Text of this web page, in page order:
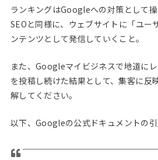
ランキングはGoogleへの対策として操
SEOと同様に、ウェブサイトに「ユー
ンテンツとして発信していくこと。
また、Googleマイビジネスで地道に
を投稿し続けた結果として、集客に反
解してください。
以下、Googleの公式ドキュメントの引